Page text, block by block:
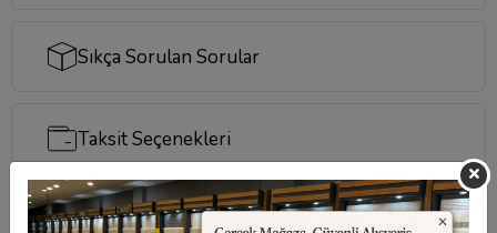
Sıkça Sorulan Sorular
Taksit Seçenekleri
Değerlendirmeler